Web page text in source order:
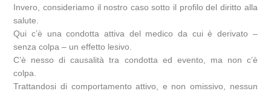
Invero, consideriamo il nostro caso sotto il profilo del diritto alla
salute.
Qui c’è una condotta attiva del medico da cui è derivato –
senza colpa – un effetto lesivo.
C’è nesso di causalità tra condotta ed evento, ma non c’è
colpa.
Trattandosi di comportamento attivo, e non omissivo, nessun